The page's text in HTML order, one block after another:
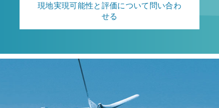
現地実現可能性と評価について問い合わ
せる